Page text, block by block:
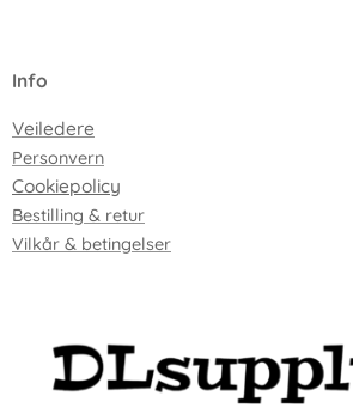
Info
Veiledere
Personvern
Cookiepolicy
Bestilling & retur
Vilkår & betingelser